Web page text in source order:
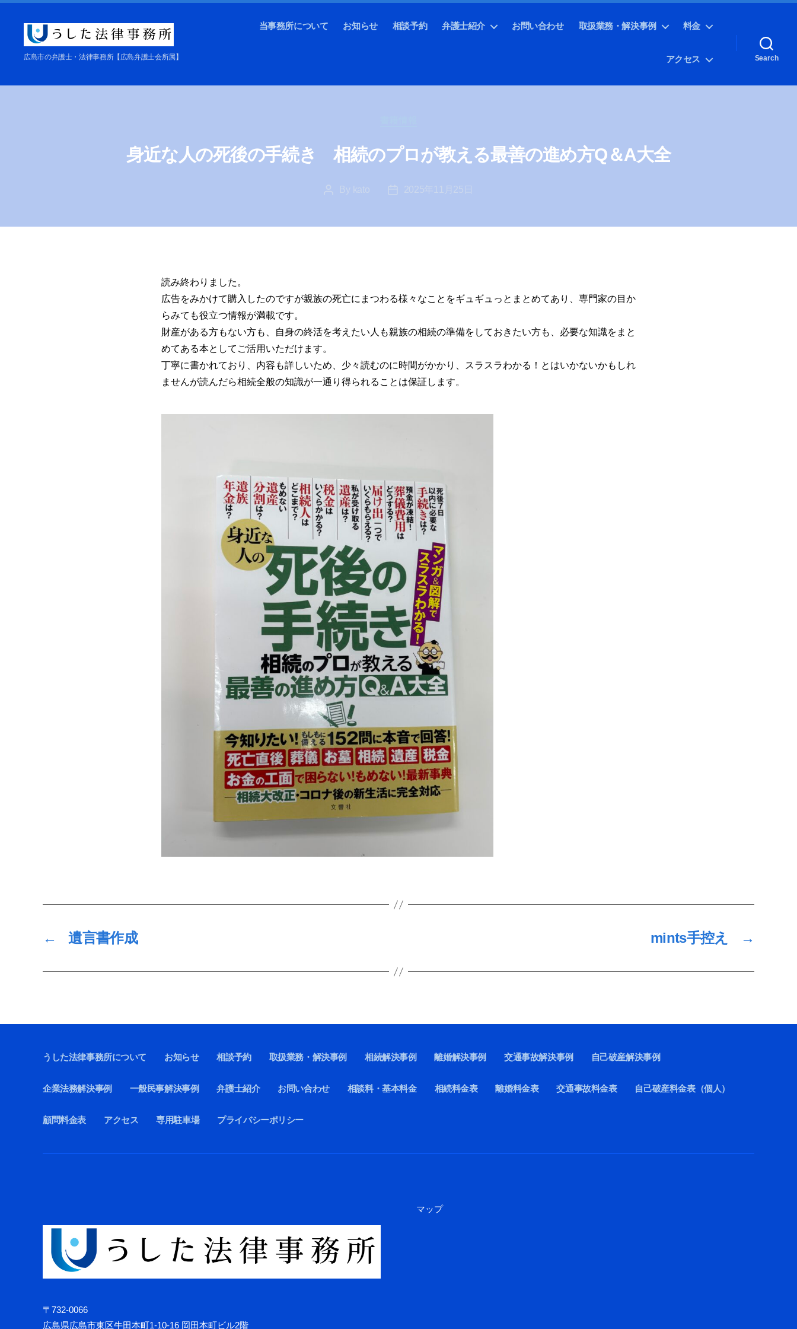
う
広島市の弁護士・法律事務所【広島弁護士会所属】
当事務所について お知らせ 相談予約 弁護士紹介 お問い合わせ 取扱業務・解決事例 料金
アクセス Search
身近な人の死後の手続き 相続のプロが教える最善の進め方Q＆A大全
PostBy kato
Post2025年11月25日
読み終わりました。
広告をみかけて購入したのですが親族の死亡にまつわる様々なことをギュギュっとまとめてあり、専門家の目か
らみても役立つ情報が満載です。
財産がある方もない方も、自身の終活を考えたい人も親族の相続の準備をしておきたい方も、必要な知識をまと
めてある本としてご活用いただけます。
丁寧に書かれており、内容も詳しいため、少々読むのに時間がかかり、スラスラわかる！とはいかないかもしれ
ませんが読んだら相続全般の知識が一通り得られることは保証します。
← 遺言書作成 →
mints手控え
うした法律事務所について お知らせ 相談予約 取扱業務・解決事例 相続解決事例 離婚解決事例 交通事故解決事例 自己破産解決事例
企業法務解決事例 一般民事解決事例 弁護士紹介 お問い合わせ 相談料・基本料金 相続料金表 離婚料金表 交通事故料金表 自己破産料金表（個人）
顧問料金表 アクセス 専用駐車場 プライバシーポリシー
〒732-0066
広島県広島市東区牛田本町1-10-16 岡田本町ビル2階
マップ